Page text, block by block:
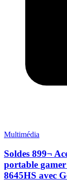
Multimédia
Soldes 899¬
portable
8645HS avec